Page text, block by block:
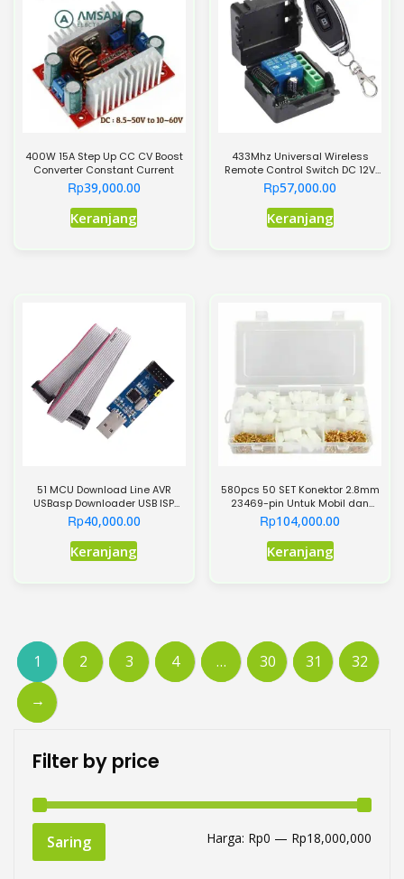
400W 15A Step Up CC CV Boost
Converter Constant Current
Rp39,000.00
Keranjang
433Mhz Universal Wireless
Remote Control Switch DC 12V
Relay Receiver Module RF
Transmitter 433 Mhz Remote
Controls
Rp57,000.00
KeranjangProduk
Pilihan
diambil
di
halaman
produk
51 MCU Download Line AVR
USBasp Downloader USB ISP
Programming Burner With Line
Rp40,000.00
Keranjang
580pcs 50 SET Konektor 2.8mm
23469-pin Untuk Mobil dan
Sepada Motpr
Rp104,000.00
Keranjang
1 2 3 4 … 30 31
32
→
Filter by price
Saring Harga: Rp0 — Rp18,000,000